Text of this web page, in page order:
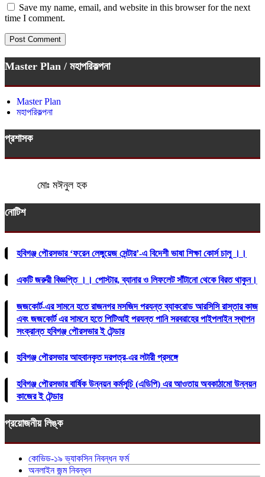
Save my name, email, and website in this browser for the next
time I comment.
Master Plan / মহাপরিকল্পনা
Master Plan
মহাপরিকল্পনা
প্রশাসক
মোঃ মঈনুল হক
নোটিশ
হবিগঞ্জ পৌরসভার ‘ফরেন লেঙ্গুয়েজ সেন্টার’-এ বিদেশী ভাষা শিক্ষা কোর্স চালু ।।
একটি জরুরী বিজ্ঞপ্তি ।। পোস্টার, ব্যানার ও লিফলেট সাঁটানো থেকে বিরত থাকুন।
জজকোর্ট-এর সামনে হতে রাজনগর মসজিদ পরযন্ত ব্যাকরোড আরসিসি রাস্তার কাজ
এবং জজকোর্ট এর সামনে হতে পিটিআই পরযন্ত পানি সরবরাহের পাইপলাইন স্থাপন
সংক্রান্ত হবিগঞ্জ পৌরসভার ই টেন্ডার
হবিগঞ্জ পৌরসভার আহবানকৃত দরপত্র-এর লটারী প্রসঙ্গে
হবিগঞ্জ পৌরসভার বার্ষিক উন্নয়ন কর্মসূচি (এডিপি) এর আওতায় অবকাঠামো উন্নয়ন
কাজের ই টেন্ডার
প্রয়োজনীয় লিঙ্ক
কোভিড-১৯ ভ্যাকসিন নিবন্ধন ফর্ম
অনলাইন জন্ম নিবন্ধন